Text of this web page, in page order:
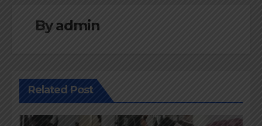
Byadmin
Related Post